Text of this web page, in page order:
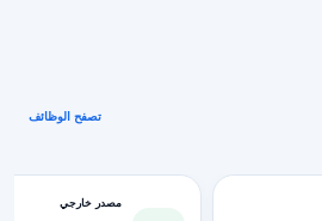
تصفح الوظائف
مصدر خارجي